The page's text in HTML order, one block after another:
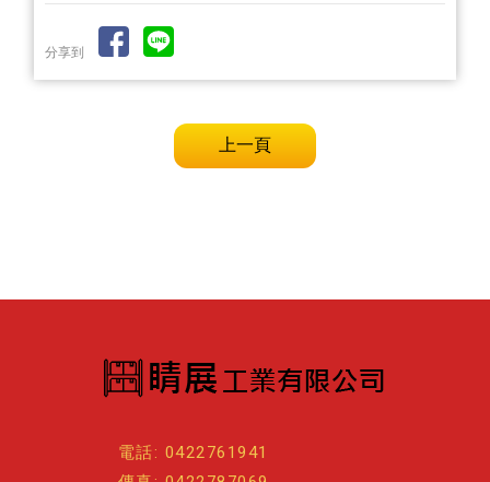
分享到
上一頁
電話: 0422761941